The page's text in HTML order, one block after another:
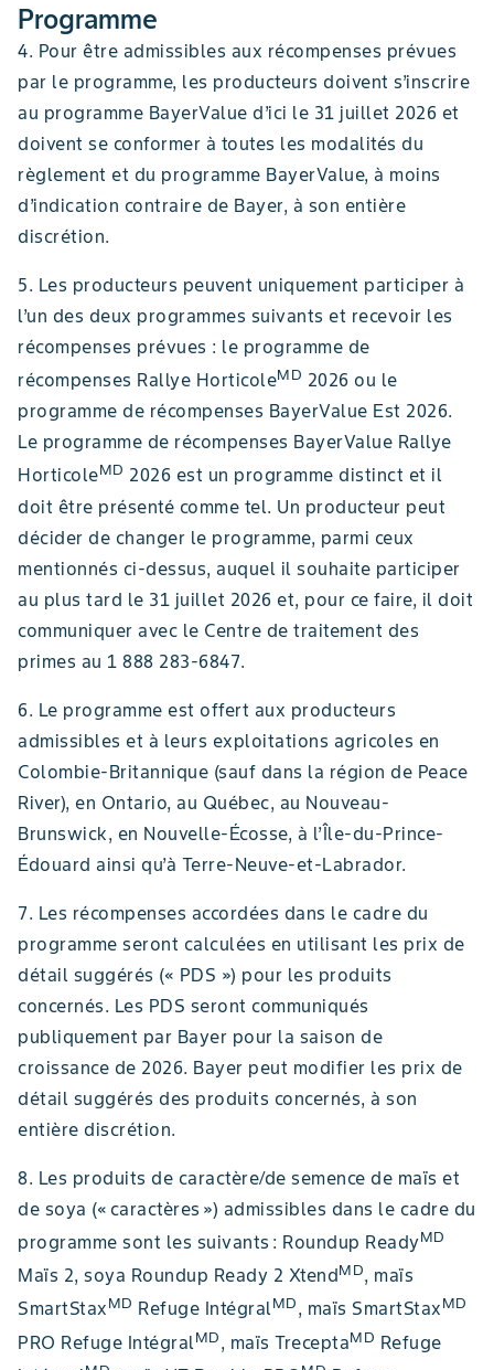
Programme
4. Pour être admissibles aux récompenses prévues
par le programme, les producteurs doivent s’inscrire
au programme BayerValue d’ici le 31 juillet 2026 et
doivent se conformer à toutes les modalités du
règlement et du programme BayerValue, à moins
d’indication contraire de Bayer, à son entière
discrétion.
5. Les producteurs peuvent uniquement participer à
l’un des deux programmes suivants et recevoir les
récompenses prévues : le programme de
récompenses Rallye HorticoleMD 2026 ou le
programme de récompenses BayerValue Est 2026.
Le programme de récompenses BayerValue Rallye
HorticoleMD 2026 est un programme distinct et il
doit être présenté comme tel. Un producteur peut
décider de changer le programme, parmi ceux
mentionnés ci-dessus, auquel il souhaite participer
au plus tard le 31 juillet 2026 et, pour ce faire, il doit
communiquer avec le Centre de traitement des
primes au 1 888 283-6847.
6. Le programme est offert aux producteurs
admissibles et à leurs exploitations agricoles en
Colombie-Britannique (sauf dans la région de Peace
River), en Ontario, au Québec, au Nouveau-
Brunswick, en Nouvelle-Écosse, à l’Île-du-Prince-
Édouard ainsi qu’à Terre-Neuve-et-Labrador.
7. Les récompenses accordées dans le cadre du
programme seront calculées en utilisant les prix de
détail suggérés (« PDS ») pour les produits
concernés. Les PDS seront communiqués
publiquement par Bayer pour la saison de
croissance de 2026. Bayer peut modifier les prix de
détail suggérés des produits concernés, à son
entière discrétion.
8. Les produits de caractère/de semence de maïs et
de soya (« caractères ») admissibles dans le cadre du
programme sont les suivants : Roundup ReadyMD
Maïs 2, soya Roundup Ready 2 XtendMD, maïs
SmartStaxMD Refuge IntégralMD, maïs SmartStaxMD
PRO Refuge IntégralMD, maïs TreceptaMD Refuge